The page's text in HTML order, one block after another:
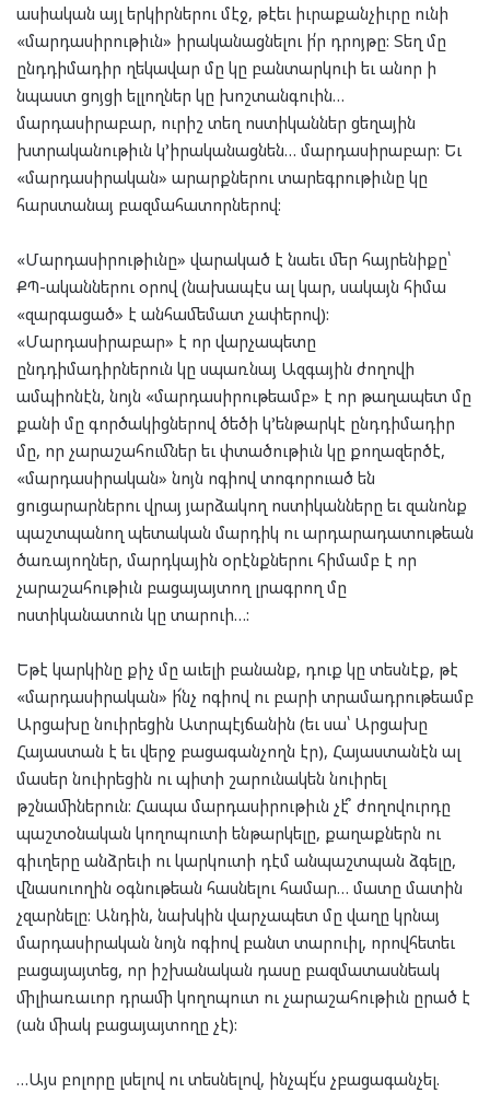
ասիական այլ երկիրներու մէջ, թէեւ իւրաքանչիւրը ունի
«մարդասիրութիւն» իրականացնելու ի՛ր դրոյթը: Տեղ մը
ընդդիմադիր ղեկավար մը կը բանտարկուի եւ անոր ի
նպաստ ցոյցի ելլողներ կը խոշտանգուին…
մարդասիրաբար, ուրիշ տեղ ոստիկաններ ցեղային
խտրականութիւն կ’իրականացնեն… մարդասիրաբար: Եւ
«մարդասիրական» արարքներու տարեգրութիւնը կը
հարստանայ բազմահատորներով:
«Մարդասիրութիւնը» վարակած է նաեւ մեր հայրենիքը՝
ՔՊ-ականներու օրով (նախապէս ալ կար, սակայն հիմա
«զարգացած» է անհամեմատ չափերով):
«Մարդասիրաբար» է որ վարչապետը
ընդդիմադիրներուն կը սպառնայ Ազգային ժողովի
ամպիոնէն, նոյն «մարդասիրութեամբ» է որ թաղապետ մը
քանի մը գործակիցներով ծեծի կ’ենթարկէ ընդդիմադիր
մը, որ չարաշահումներ եւ փտածութիւն կը քողազերծէ,
«մարդասիրական» նոյն ոգիով տոգորուած են
ցուցարարներու վրայ յարձակող ոստիկանները եւ զանոնք
պաշտպանող պետական մարդիկ ու արդարադատութեան
ծառայողներ, մարդկային օրէնքներու հիմամբ է որ
չարաշահութիւն բացայայտող լրագրող մը
ոստիկանատուն կը տարուի…:
Եթէ կարկինը քիչ մը աւելի բանանք, դուք կը տեսնէք, թէ
«մարդասիրական» ի՜նչ ոգիով ու բարի տրամադրութեամբ
Արցախը նուիրեցին Ատրպէյճանին (եւ սա՝ Արցախը
Հայաստան է եւ վերջ բացագանչողն էր), Հայաստանէն ալ
մասեր նուիրեցին ու պիտի շարունակեն նուիրել
թշնամիներուն: Հապա մարդասիրութիւն չէ՞ ժողովուրդը
պաշտօնական կողոպուտի ենթարկելը, քաղաքներն ու
գիւղերը անձրեւի ու կարկուտի դէմ անպաշտպան ձգելը,
վնասուողին օգնութեան հասնելու համար… մատը մատին
չզարնելը: Անդին, նախկին վարչապետ մը վաղը կրնայ
մարդասիրական նոյն ոգիով բանտ տարուիլ, որովհետեւ
բացայայտեց, որ իշխանական դասը բազմատասնեակ
միլիառաւոր դրամի կողոպուտ ու չարաշահութիւն ըրած է
(ան միակ բացայայտողը չէ):
…Այս բոլորը լսելով ու տեսնելով, ինչպէ՜ս չբացագանչել.